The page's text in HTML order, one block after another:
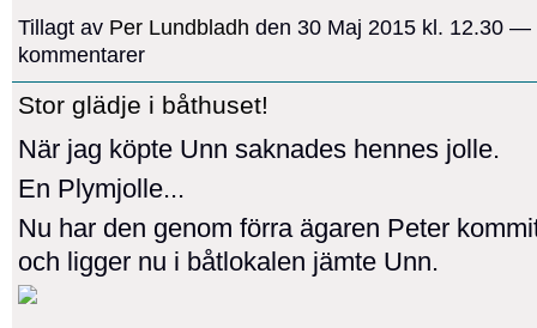
Tillagt av Per Lundbladh den 30 Maj 2015 kl. 12.30 —
kommentarer
Stor glädje i båthuset!
När jag köpte Unn saknades hennes jolle.
En Plymjolle...
Nu har den genom förra ägaren Peter
och ligger nu i båtlokalen jämte Unn.